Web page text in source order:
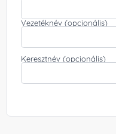
Vezetéknév (opcionális)
Keresztnév (opcionális)